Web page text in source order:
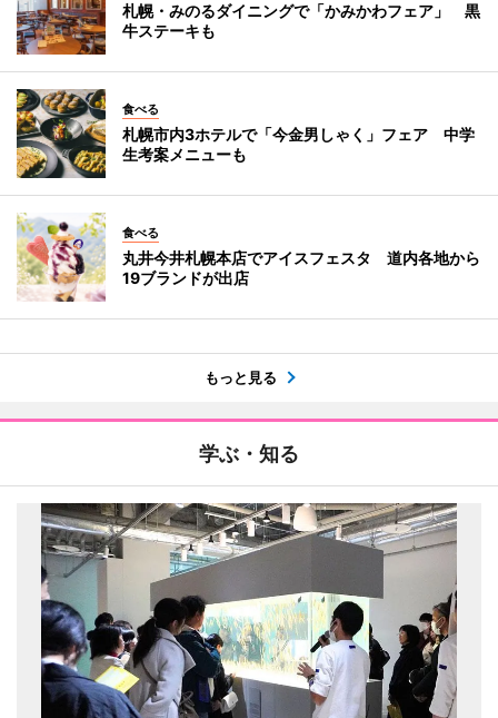
札幌・みのるダイニングで「かみかわフェア」 黒
牛ステーキも
食べる
札幌市内3ホテルで「今金男しゃく」フェア 中学
生考案メニューも
食べる
丸井今井札幌本店でアイスフェスタ 道内各地から
19ブランドが出店
もっと見る
学ぶ・知る